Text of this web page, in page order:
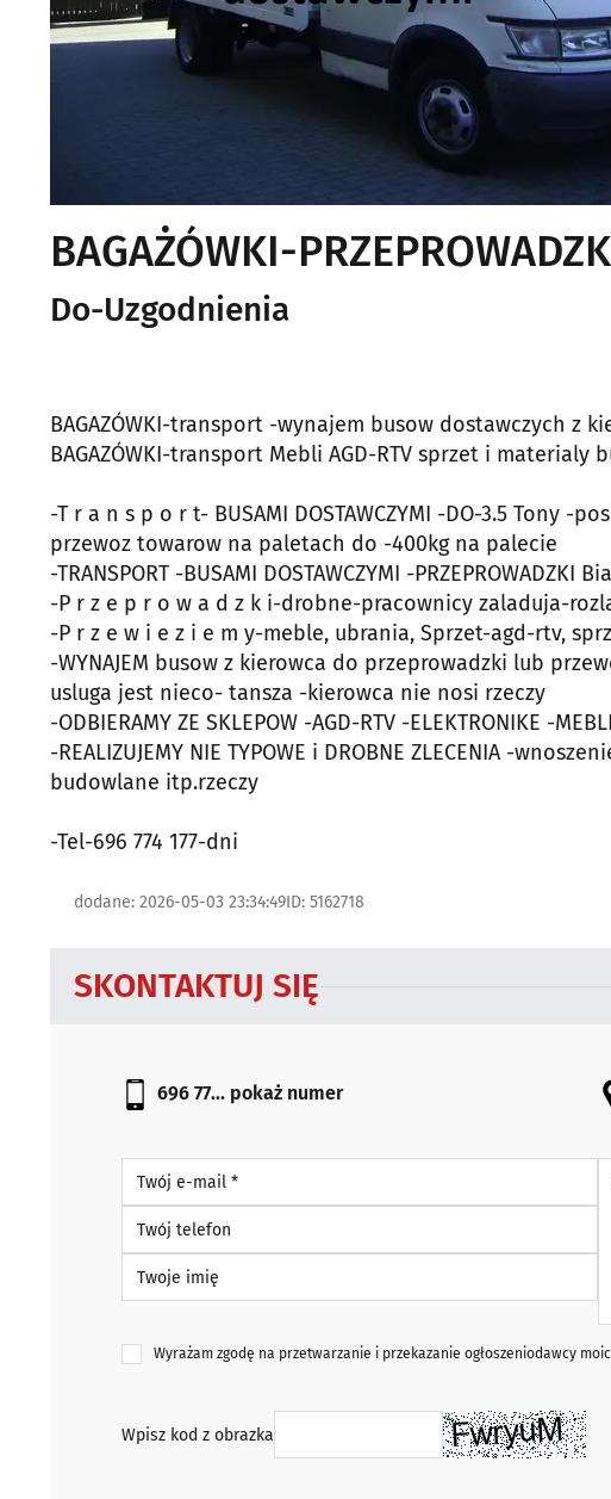
BAGAŻÓWKI-
Do-Uzgodnienia
BAGAZÓWKI-transport -wynajem busow dostawczych z
BAGAZÓWKI-transport Mebli AGD-RTV sprzet i materialy
-T r a n s p o r t- BUSAMI DOSTAWCZYMI -DO-3.5 Tony
przewoz towarow na paletach do -400kg na palecie
-TRANSPORT -BUSAMI DOSTAWCZYMI -
-P r z e p r o w a d z k i-drobne-pracownicy zaladuja-
-P r z e w i e z i e m y-meble, ubrania, Sprzet-agd-rtv,
-WYNAJEM busow z kierowca do przeprowadzki lub
usluga jest nieco- tansza -kierowca nie nosi rzeczy
-ODBIERAMY ZE SKLEPOW -AGD-RTV -ELEKTRONIKE -
-REALIZUJEMY NIE TYPOWE i DROBNE ZLECENIA -
budowlane itp.rzeczy
-Tel-696 774 177-dni
dodane: 2026-05-03 23:34:49ID: 5162718
SKONTAKTUJ SIĘ
696 77... pokaż numer
Wyrażam zgodę na przetwarzanie i przekazanie ogłoszeniodawcy
Wpisz kod z obrazka